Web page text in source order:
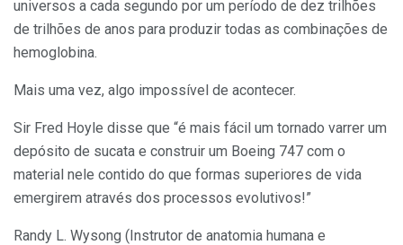
universos a cada segundo por um período de dez trilhões
de trilhões de anos para produzir todas as combinações de
hemoglobina.
Mais uma vez, algo impossível de acontecer.
Sir Fred Hoyle disse que “é mais fácil um tornado varrer um
depósito de sucata e construir um Boeing 747 com o
material nele contido do que formas superiores de vida
emergirem através dos processos evolutivos!”
Randy L. Wysong (Instrutor de anatomia humana e